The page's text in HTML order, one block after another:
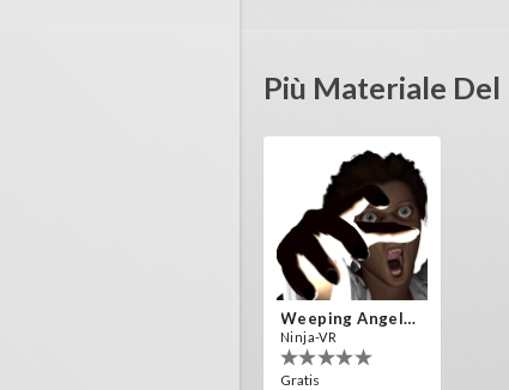
Più Materiale
Weeping Angels VR
Ninja-VR
Gratis